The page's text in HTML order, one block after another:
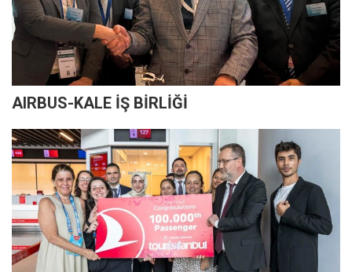
AIRBUS-KALE İŞ BİRLİĞİ